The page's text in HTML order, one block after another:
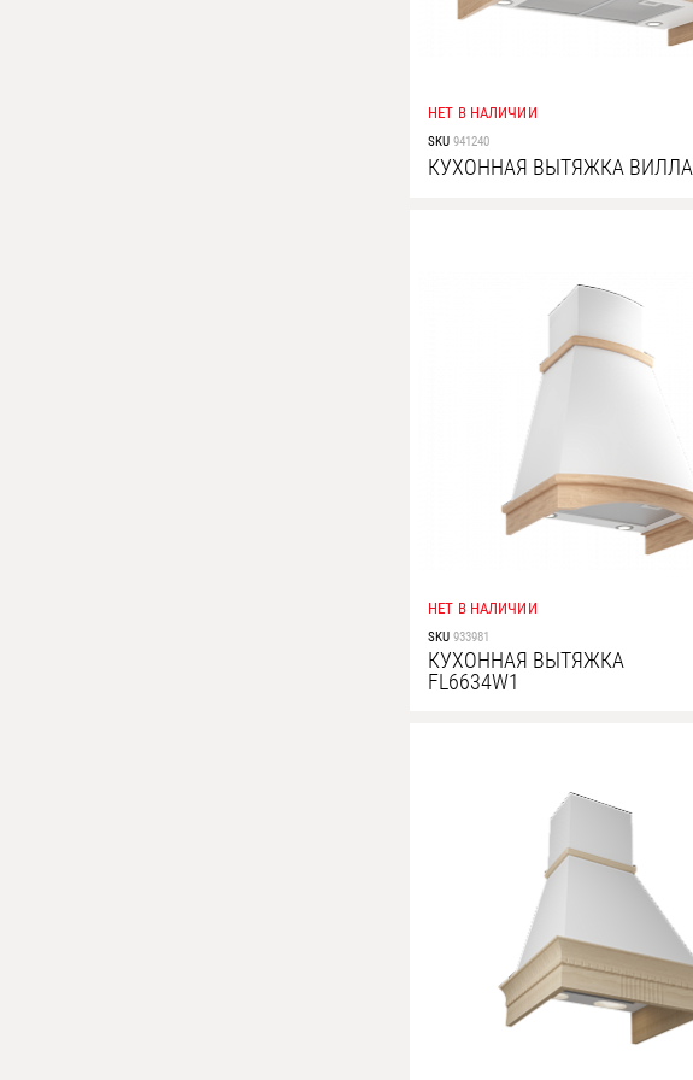
НЕТ В НАЛИЧИИ
SKU 941240
КУХОННАЯ ВЫТЯЖКА ВИЛЛА
НЕТ В НАЛИЧИИ
SKU 933981
КУХОННАЯ ВЫТЯЖКА
FL6634W1